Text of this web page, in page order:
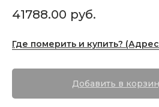
41788.00 руб.
Где померить и купить?
Добавить в